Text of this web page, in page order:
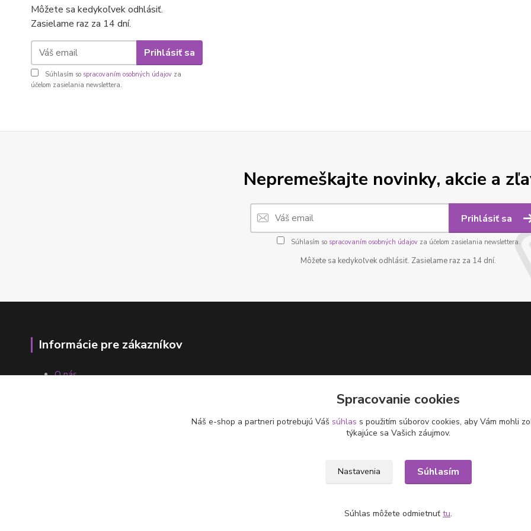
Môžete sa kedykoľvek odhlásiť.
Zasielame raz za 14 dní.
Prihlásiť sa
Súhlasím so spracovaním osobných údajov za
účelom zasielania newslettera.
Nepremeškajte novinky, akcie a
Prihlásiť sa
Súhlasím so spracovaním osobných údajovza účelom zasielania newslettera.
Môžete sa kedykoľvek odhlásiť. Zasielame raz za 14 dní.
Informácie pre zákazníkov
O nás
Spracovanie cookies
Náš e-shop a partneri potrebujú Váš súhlas s použitím súborov cookies, aby Vám mohli
týkajúce sa Vašich záujmov.
Nastavenia Súhlasím
Súhlas môžete odmietnuť tu.